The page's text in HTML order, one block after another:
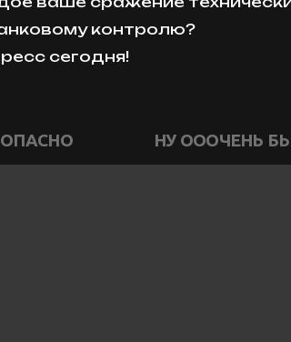
контролю?
сегодня!
НУ ОООЧЕНЬ